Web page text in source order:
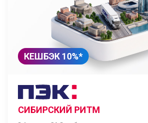
КЕШБЭК 10%*
СИБИРСКИЙ РИТМ